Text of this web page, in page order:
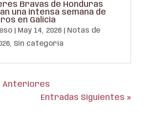
Bravas de Honduras
una intensa semana de
en Galicia
| May 14, 2026|
Notas de
, Sin categoría
Anteriores
Entradas Siguientes »